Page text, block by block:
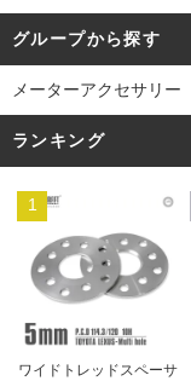
グループから探す
メーターアクセサリー
ランキング
1
ワイドトレッドスペーサ